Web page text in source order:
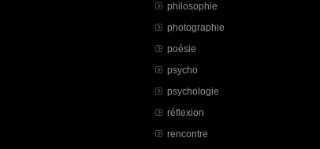
philosophie
photographie
poésie
psycho
psychologie
réflexion
rencontre